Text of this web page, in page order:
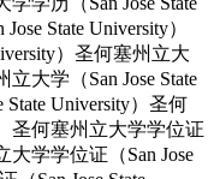
State University）
）圣何塞州立大
立大学（San Jose State
University）圣何
圣何塞州立大学学位证
大学学位证（San Jose